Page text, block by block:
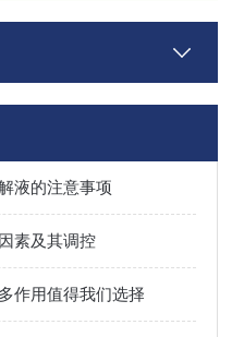
液的注意事项
素及其调控
作用值得我们选择